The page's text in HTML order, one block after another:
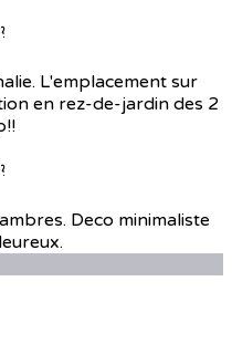
L'emplacement sur
en rez-de-jardin des 2
Deco minimaliste